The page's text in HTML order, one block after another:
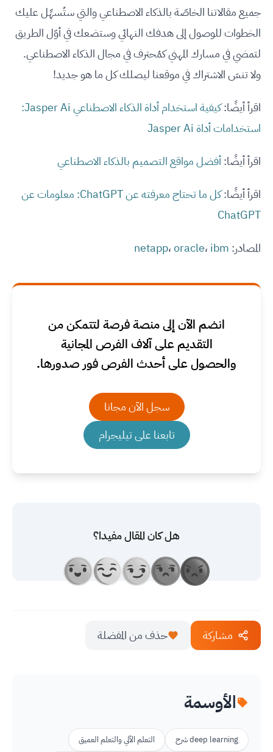
جميع مقالاتنا الخاصّة بالذكاء الاصطناعي والتي ستُسهِّل عليك
الخطوات للوصول إلى هدفك النهائي وستضعك في أوّل الطريق
لتمضي في مسارك المهني كمُحترف في مجال الذكاء الاصطناعي.
ولا تنسَ الاشتراك في موقعنا ليصلك كل ما هو جديد!
اقرأ أيضًا:
كيفية استخدام أداة الذكاء الاصطناعي Jasper Ai:
استخدامات أداة Jasper Ai
اقرأ أيضًا:أفضل مواقع التصميم بالذكاء الاصطناعي
اقرأ أيضًا:
كل ما تحتاج معرفته عن ChatGPT: معلومات عن
ChatGPT
المصادر:
netapp،oracle، ibm
انضم الآن إلى منصة فرصة لتتمكن من
التقديم على آلاف الفرص المجانية
والحصول على أحدث الفرص فور صدورها.
سجل الآن مجانا
تابعنا على تيليجرام
هل كان المقال مفيدا؟
مشاركة حذف من المفضلة
الأوسمة
deep learning شرح التعلم الآلي والتعلم العميق